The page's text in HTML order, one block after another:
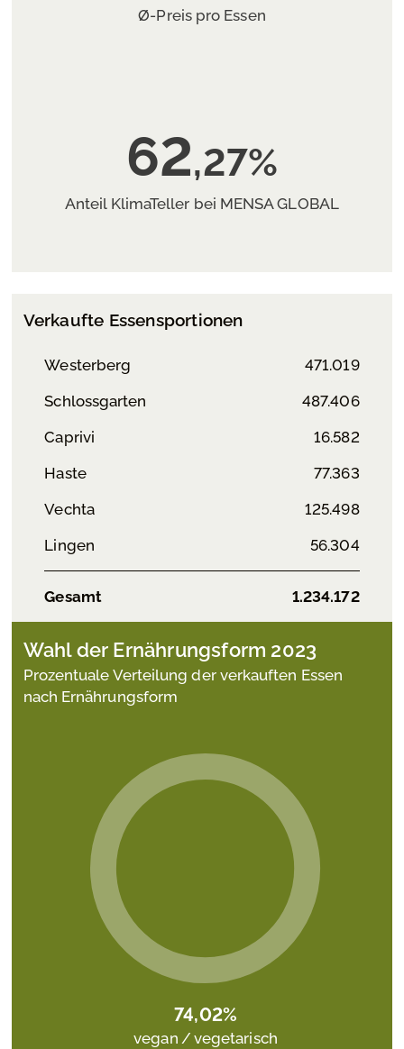
Ø-Preis pro Essen
62,27%
Anteil KlimaTeller bei MENSA GLOBAL
Verkaufte Essensportionen
Westerberg
471.019
Schlossgarten
487.406
Caprivi
16.582
Haste
77.363
Vechta
125.498
Lingen
56.304
Gesamt 1.234.172
Wahl der Ernährungsform 2023
Prozentuale Verteilung der verkauften Essen
nach Ernährungsform
74,02%
vegan / vegetarisch